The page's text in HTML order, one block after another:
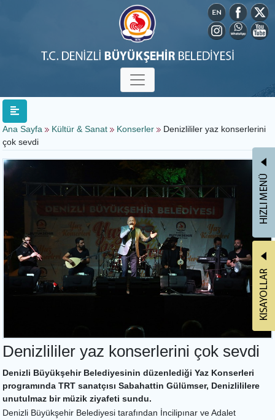
Ana Sayfa Kültür & Sanat Konserler
Denizlililer yaz konserlerini
çok sevdi
Denizlililer yaz konserlerini çok sevdi
Denizli Büyükşehir Belediyesinin düzenlediği Yaz Konserleri
programında TRT sanatçısı Sabahattin Gülümser, Denizlililere
unutulmaz bir müzik ziyafeti sundu.
Denizli Büyükşehir Belediyesi tarafından İncilipınar ve Adalet